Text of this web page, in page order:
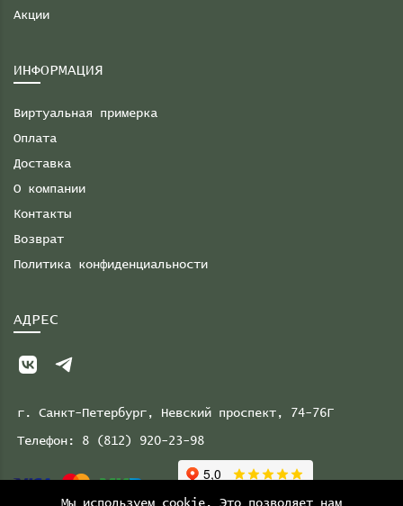
Акции
ИНФОРМАЦИЯ
Виртуальная примерка
Оплата
Доставка
О компании
Контакты
Возврат
Политика конфиденциальности
АДРЕС
г. Санкт-Петербург, Невский проспект, 74-76Г
Телефон: 8 (812) 920-23-98
Мы используем cookie. Это позволяет нам